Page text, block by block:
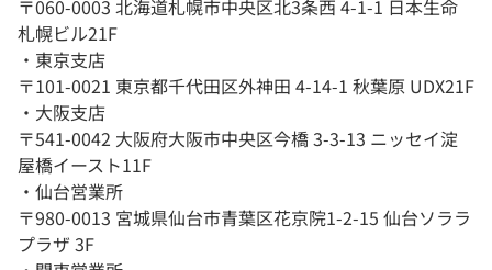
〒060-0003 北海道札幌市中央区北3条西 4-1-1 日本生命
札幌ビル21F
・東京支店
〒101-0021 東京都千代田区外神田 4-14-1 秋葉原 UDX21F
・大阪支店
〒541-0042 大阪府大阪市中央区今橋 3-3-13 ニッセイ淀
屋橋イースト11F
・仙台営業所
〒980-0013 宮城県仙台市青葉区花京院1-2-15 仙台ソララ
プラザ 3F